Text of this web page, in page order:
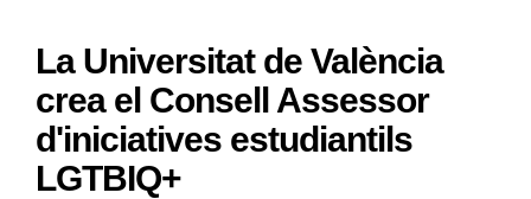
La Universitat de València
crea el Consell Assessor
d'iniciatives estudiantils
LGTBIQ+